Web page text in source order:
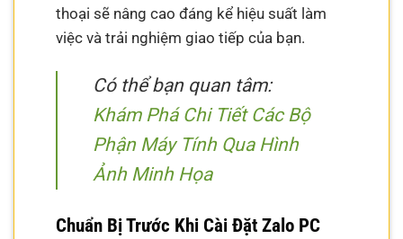
thoại sẽ nâng cao đáng kể hiệu suất làm
việc và trải nghiệm giao tiếp của bạn.
Có thể bạn quan tâm:
Khám Phá Chi Tiết Các Bộ
Phận Máy Tính Qua Hình
Ảnh Minh Họa
Chuẩn Bị Trước Khi Cài Đặt Zalo PC